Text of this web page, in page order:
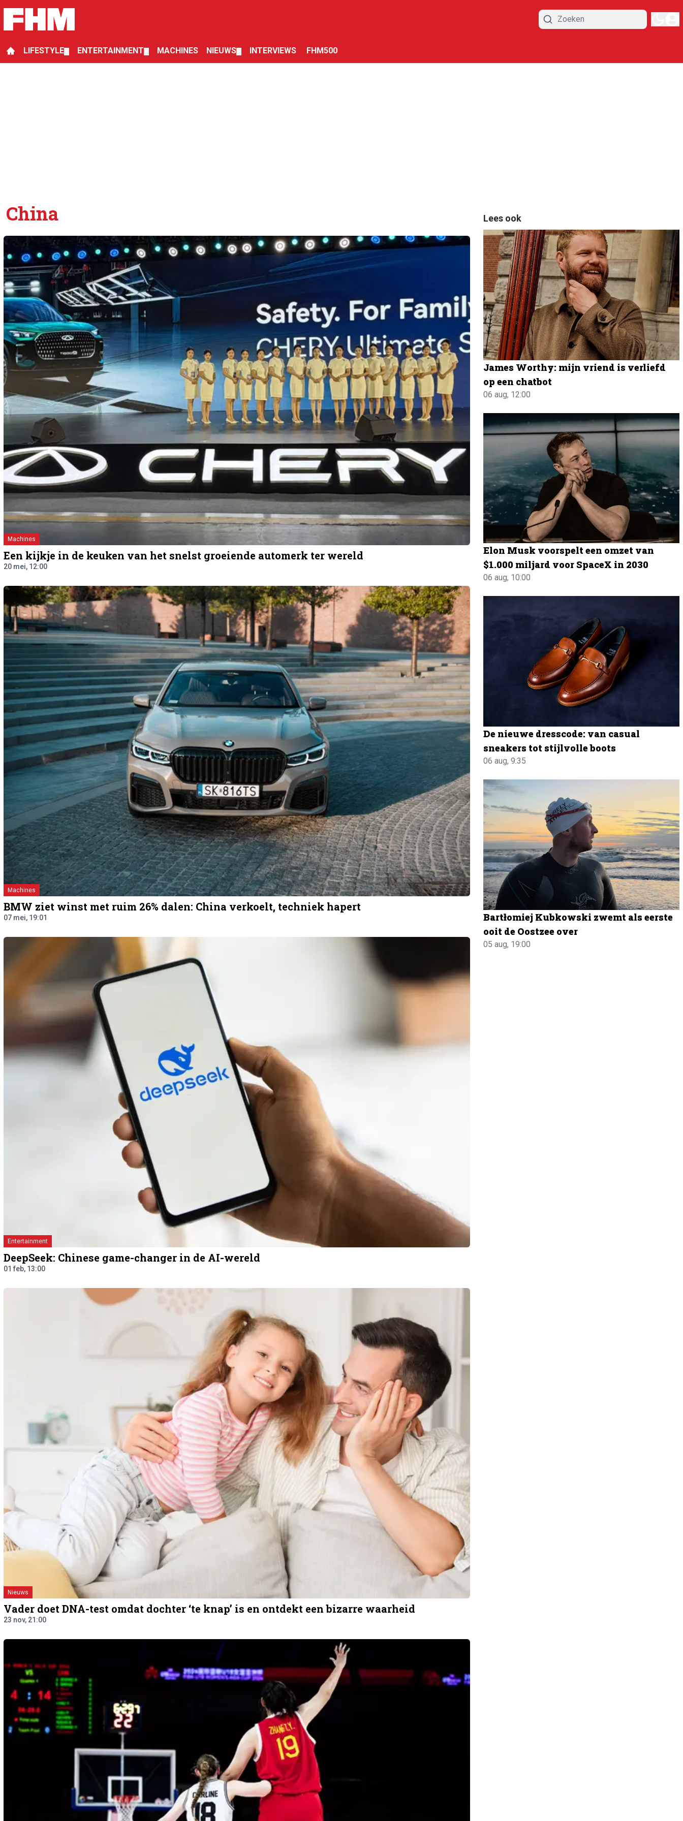
LIFESTYLE ENTERTAINMENT MACHINES NIEUWS INTERVIEWS FHM500
China
Machines
Een kijkje in de keuken van het snelst groeiende automerk ter wereld
20 mei, 12:00
Machines
BMW ziet winst met ruim 26% dalen: China verkoelt, techniek hapert
07 mei, 19:01
Entertainment
DeepSeek: Chinese game-changer in de AI-wereld
01 feb, 13:00
Nieuws
Vader doet DNA-test omdat dochter ‘te knap’ is en ontdekt een bizarre waarheid
23 nov, 21:00
Lees ook
James Worthy: mijn vriend is verliefd
op een chatbot
06 aug, 12:00
Elon Musk voorspelt een omzet van
$1.000 miljard voor SpaceX in 2030
06 aug, 10:00
De nieuwe dresscode: van casual
sneakers tot stijlvolle boots
06 aug, 9:35
Bartłomiej Kubkowski zwemt als eerste
ooit de Oostzee over
05 aug, 19:00